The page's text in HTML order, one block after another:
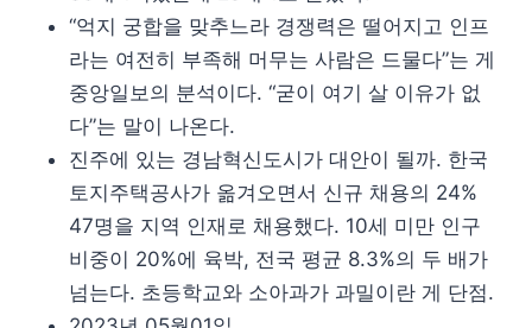
“억지 궁합을 맞추느라 경쟁력은 떨어지고 인프
라는 여전히 부족해 머무는 사람은 드물다”는 게
중앙일보의 분석이다. “굳이 여기 살 이유가 없
다”는 말이 나온다.
진주에 있는 경남혁신도시가 대안이 될까. 한국
토지주택공사가 옮겨오면서 신규 채용의 24%
47명을 지역 인재로 채용했다. 10세 미만 인구
비중이 20%에 육박, 전국 평균 8.3%의 두 배가
넘는다. 초등학교와 소아과가 과밀이란 게 단점.